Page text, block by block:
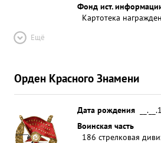
Фонд ист.
Картотека
Ещё
Орден Красного Знамени
Дата рождения
Воинская часть
186 стрелковая